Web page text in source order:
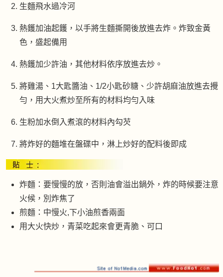
生麵飛水過冷河
熱鑊加油起鑊，以手將生麵撕開後放進去炸。炸致金黃
色，盛起備用
熱鑊加少許油，其他材料依序放進去炒。
將雞湯、1大匙醬油、1/2小匙砂糖、少許胡麻油放進去攪
勻，用大火煮炒至所有的材料均勻入味
生粉加水倒入煮滾的材料內勾芡
將炸好的麵堆在盤碟中，淋上炒好的配料後即成
炸麵：要慢慢的放，否則油會溢出鍋外，炸的時候要注意
火候，別炸焦了
煎麵：中慢火,下小油煎香兩面
用大火快炒，青菜吃起來會更青脆、可口